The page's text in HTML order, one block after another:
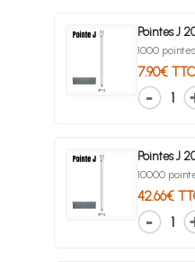
Pointes J
1000 pointes
7.90€ TTC
1
Pointes J
10000
42.66€
1